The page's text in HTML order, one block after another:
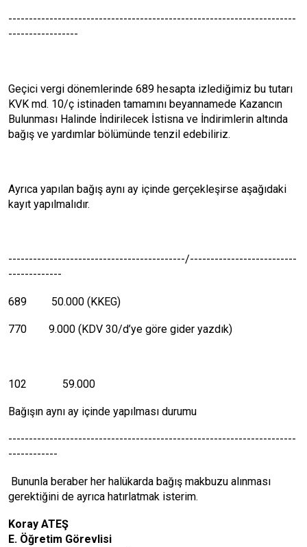
----------------------------------------------------------------------
-----------------
Geçici vergi dönemlerinde 689 hesapta izlediğimiz bu tutarı
KVK md. 10/ç istinaden tamamını beyannamede Kazancın
Bulunması Halinde İndirilecek İstisna ve İndirimlerin altında
bağış ve yardımlar bölümünde tenzil edebiliriz.
Ayrıca yapılan bağış aynı ay içinde gerçekleşirse aşağıdaki
kayıt yapılmalıdır.
-------------------------------------------/--------------------------
-------------
689 50.000 (KKEG)
770 9.000 (KDV 30/d’ye göre gider yazdık)
102 59.000
Bağışın aynı ay içinde yapılması durumu
----------------------------------------------------------------------
------------
Bununla beraber her halükarda bağış makbuzu alınması
gerektiğini de ayrıca hatırlatmak isterim.
Koray ATEŞ
E. Öğretim Görevlisi